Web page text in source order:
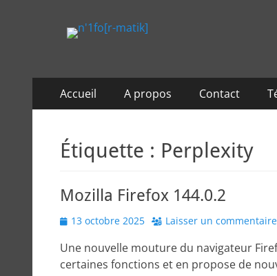
n'1fo[r-matik]
Pour les nymphos d'infos en info…
Menu
principal
Accueil A propos Contact
Étiquette : Perplexity
Mozilla Firefox 144.0.2
Posted
13 octobre 2025 Laisser un commentaire
Une nouvelle mouture du navigateur
certaines fonctions et en propose de